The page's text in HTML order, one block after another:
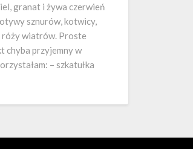
granat i żywa czerwień
sznurów, kotwicy,
róży wiatrów. Proste
chyba przyjemny w
– szkatułka